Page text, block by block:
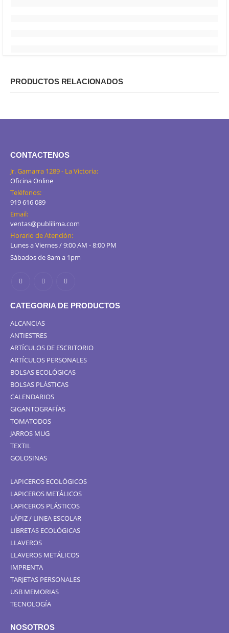
PRODUCTOS RELACIONADOS
CONTACTENOS
Jr. Gamarra 1289 - La Victoria:
Oficina Online
Teléfonos:
919 616 089
Email:
ventas@publilima.com
Horario de Atención:
Lunes a Viernes / 9:00 AM - 8:00 PM
Sábados de 8am a 1pm
CATEGORIA DE PRODUCTOS
ALCANCIAS
ANTIESTRES
ARTÍCULOS DE ESCRITORIO
ARTÍCULOS PERSONALES
BOLSAS ECOLÓGICAS
BOLSAS PLÁSTICAS
CALENDARIOS
GIGANTOGRAFÍAS
TOMATODOS
JARROS MUG
TEXTIL
GOLOSINAS
LAPICEROS ECOLÓGICOS
LAPICEROS METÁLICOS
LAPICEROS PLÁSTICOS
LÁPIZ / LINEA ESCOLAR
LIBRETAS ECOLÓGICAS
LLAVEROS
LLAVEROS METÁLICOS
IMPRENTA
TARJETAS PERSONALES
USB MEMORIAS
TECNOLOGÍA
NOSOTROS